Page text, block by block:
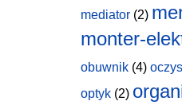
mediator (2)
monter-
obuwnik (4)
optyk (2)